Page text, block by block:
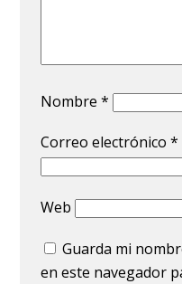
Nombre*
Correo electrónico*
Web
Guarda mi
en este navegador